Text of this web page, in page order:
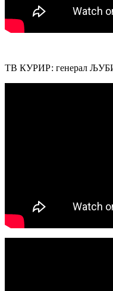
ТВ КУРИР: генерал